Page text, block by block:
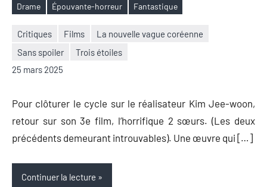
Étiquettes
Drame Épouvante-horreur Fantastique
Critiques Films
La nouvelle vague coréenne
Sans spoiler
Trois étoiles
25 mars 2025
Nicolas
Auger
Aucun
commentaire
Pour clôturer le cycle sur le réalisateur Kim Jee-woon,
retour sur son 3e film, l’horrifique 2 sœurs. (Les deux
précédents demeurant introuvables). Une œuvre qui […]
Continuer la lecture